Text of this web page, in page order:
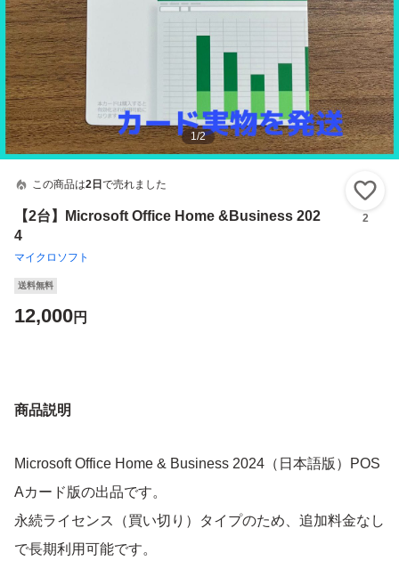
1/2
この商品は2日 で売れました
【2台】Microsoft Office Home &Business 202
4
マイクロソフト
2
送料無料
12,000円
商品説明
Microsoft Office Home & Business 2024（日本語版）POS
Aカード版の出品です。
永続ライセンス（買い切り）タイプのため、追加料金なし
で長期利用可能です。